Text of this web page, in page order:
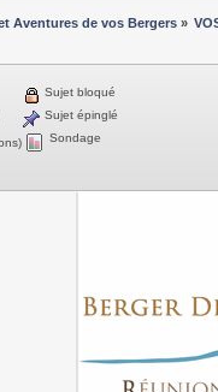
Aventures de vos Bergers»
Sujet bloqué
Sujet épinglé
Sondage